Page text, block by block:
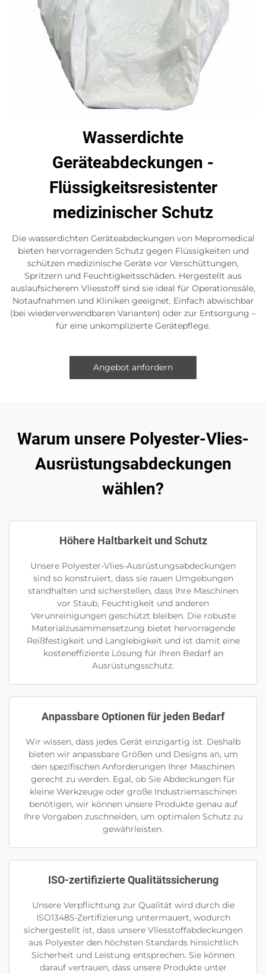
Wasserdichte
Geräteabdeckungen -
Flüssigkeitsresistenter
medizinischer Schutz
Die wasserdichten Geräteabdeckungen von Mepromedical
bieten hervorragenden Schutz gegen Flüssigkeiten und
schützen medizinische Geräte vor Verschüttungen,
Spritzern und Feuchtigkeitsschäden. Hergestellt aus
auslaufsicherem Vliesstoff sind sie ideal für Operationssäle,
Notaufnahmen und Kliniken geeignet. Einfach abwischbar
(bei wiederverwendbaren Varianten) oder zur Entsorgung –
für eine unkomplizierte Gerätepflege.
Angebot anfordern
Warum unsere Polyester-Vlies-
Ausrüstungsabdeckungen
wählen?
Höhere Haltbarkeit und Schutz
Unsere Polyester-Vlies-Ausrüstungsabdeckungen
sind so konstruiert, dass sie rauen Umgebungen
standhalten und sicherstellen, dass Ihre Maschinen
vor Staub, Feuchtigkeit und anderen
Verunreinigungen geschützt bleiben. Die robuste
Materialzusammensetzung bietet hervorragende
Reißfestigkeit und Langlebigkeit und ist damit eine
kosteneffiziente Lösung für Ihren Bedarf an
Ausrüstungsschutz.
Anpassbare Optionen für jeden Bedarf
Wir wissen, dass jedes Gerät einzigartig ist. Deshalb
bieten wir anpassbare Größen und Designs an, um
den spezifischen Anforderungen Ihrer Maschinen
gerecht zu werden. Egal, ob Sie Abdeckungen für
kleine Werkzeuge oder große Industriemaschinen
benötigen, wir können unsere Produkte genau auf
Ihre Vorgaben zuschneiden, um optimalen Schutz zu
gewährleisten.
ISO-zertifizierte Qualitätssicherung
Unsere Verpflichtung zur Qualität wird durch die
ISO13485-Zertifizierung untermauert, wodurch
sichergestellt ist, dass unsere Vliesstoffabdeckungen
aus Polyester den höchsten Standards hinsichtlich
Sicherheit und Leistung entsprechen. Sie können
darauf vertrauen, dass unsere Produkte unter